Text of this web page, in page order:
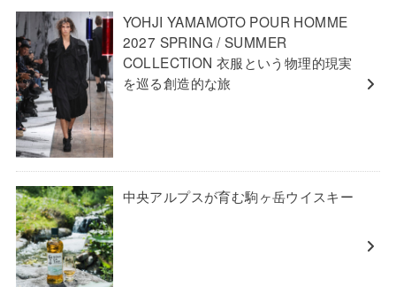
YOHJI YAMAMOTO POUR HOMME
2027 SPRING / SUMMER
COLLECTION 衣服という物理的現実
を巡る創造的な旅
中央アルプスが育む駒ヶ岳ウイスキー